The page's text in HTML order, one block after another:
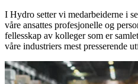
I Hydro setter vi medarbeiderne i
våre ansattes profesjonelle og
fellesskap av kolleger som er
våre industriers mest presserende